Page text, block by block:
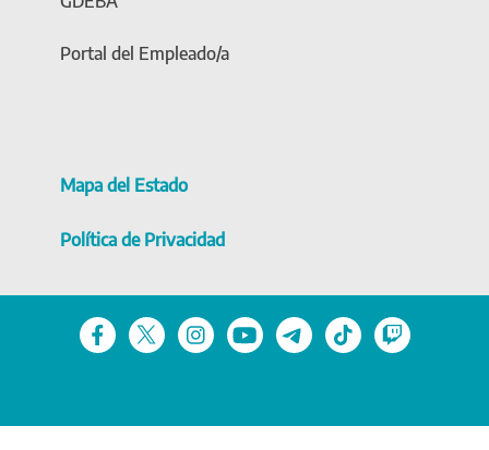
Portal del Empleado/a
Mapa del Estado
Política de Privacidad